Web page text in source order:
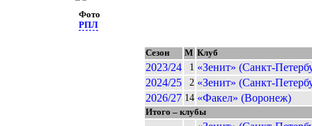
Фото
РПЛ
Сезон М Клуб
2023/24 1 «Зенит» (Санкт-
2024/25
2 «Зенит» (Санкт-
2026/27 14 «Факел» (Воронеж)
Итого – клубы